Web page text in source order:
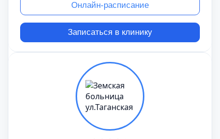
Онлайн-расписание
Записаться в клинику